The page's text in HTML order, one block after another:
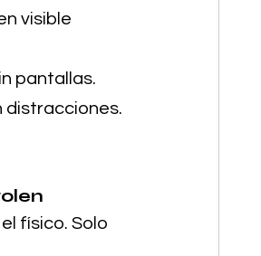
visible
pantallas.
distracciones.
físico. Solo